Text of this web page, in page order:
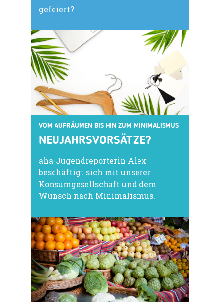
gefeiert?
VOM AUFRÄUMEN BIS HIN ZUM MINIMALISMUS
NEUJAHRSVORSÄTZE?
aha-Jugendreporterin Alex
beschäftigt sich mit unserer
Konsumgesellschaft und dem
Wunsch nach Minimalismus.